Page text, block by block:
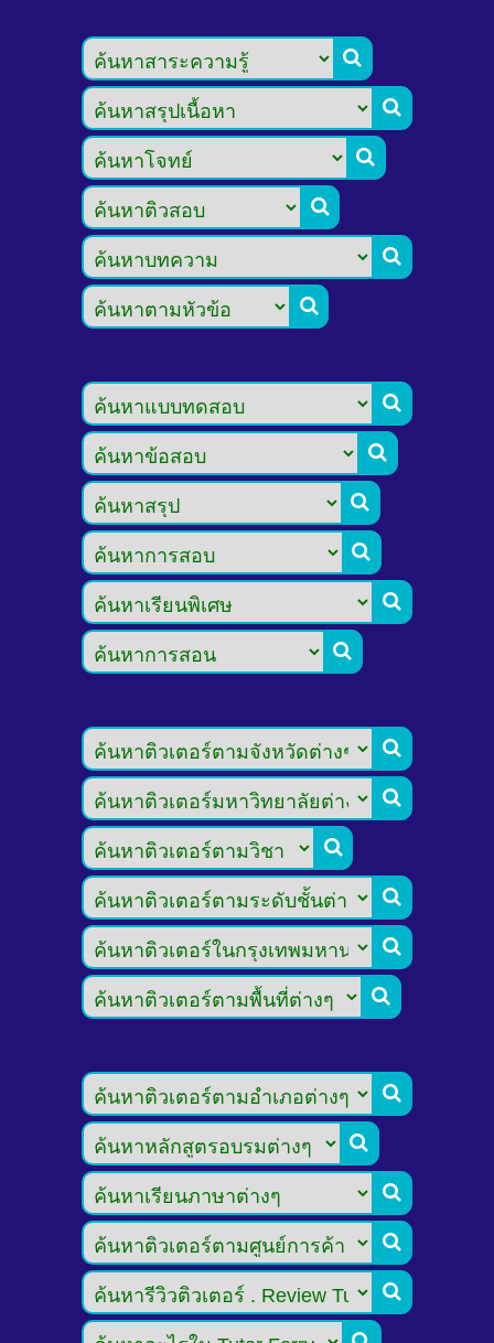






















